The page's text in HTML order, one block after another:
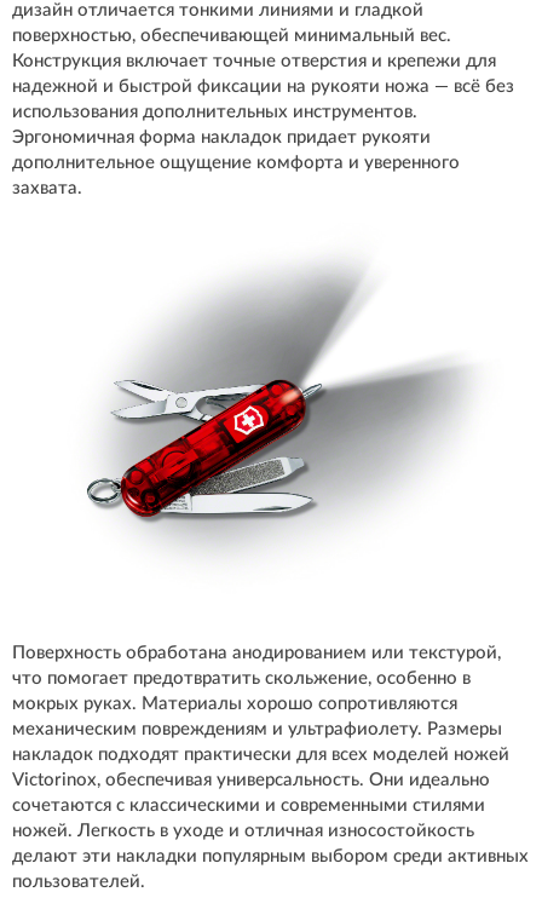
дизайн отличается тонкими линиями и гладкой
поверхностью, обеспечивающей минимальный вес.
Конструкция включает точные отверстия и крепежи для
надежной и быстрой фиксации на рукояти ножа — всё без
использования дополнительных инструментов.
Эргономичная форма накладок придает рукояти
дополнительное ощущение комфорта и уверенного
захвата.
Поверхность обработана анодированием или текстурой,
что помогает предотвратить скольжение, особенно в
мокрых руках. Материалы хорошо сопротивляются
механическим повреждениям и ультрафиолету. Размеры
накладок подходят практически для всех моделей ножей
Victorinox, обеспечивая универсальность. Они идеально
сочетаются с классическими и современными стилями
ножей. Легкость в уходе и отличная износостойкость
делают эти накладки популярным выбором среди активных
пользователей.